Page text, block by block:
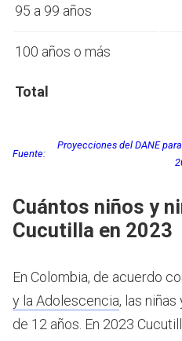
95 a 99 años
100 años o más
Total
Fuente:
Proyecciones del DANE
Cuántos niños y
Cucutilla en 2023
En Colombia, de acuerdo
y la Adolescencia, las
de 12 años. En 2023